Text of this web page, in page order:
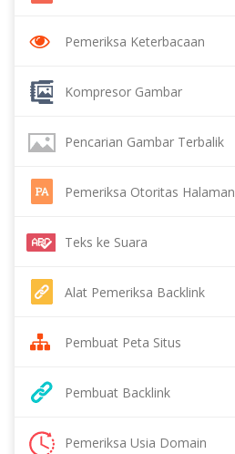
Pemeriksa Keterbacaan
Kompresor Gambar
Pencarian Gambar Terbalik
Pemeriksa Otoritas Halaman
Teks ke Suara
Alat Pemeriksa Backlink
Pembuat Peta Situs
Pembuat Backlink
Pemeriksa Usia Domain